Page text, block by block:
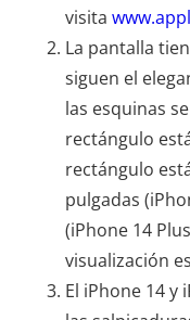
visita
La pantalla
siguen el
las esquinas
rectángulo
rectángulo
pulgadas
(iPhone 14
visualización
El iPhone 14 y